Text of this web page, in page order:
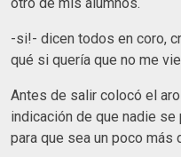
-si!- dicen todos en coro,
qué si quería que no me
Antes de salir colocó el
indicación de que nadie
para que sea un poco más